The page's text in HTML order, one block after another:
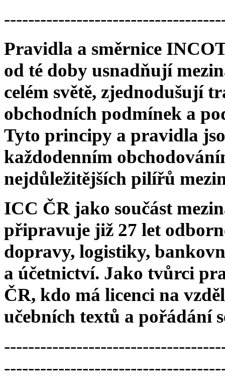
Pravidla a směrnice
od té doby usnadňují
celém světě, zjednodušují
obchodních podmínek a
Tyto principy a pravidla
každodenním
nejdůležitějších pilířů
ICC ČR jako součást
připravuje již 27 let
dopravy, logistiky,
a účetnictví. Jako tvůrci
ČR, kdo má licenci na
učebních textů a pořádání